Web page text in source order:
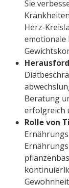
Sie
Herz-
emotionale
Beratung
erfolgreich
Rolle von